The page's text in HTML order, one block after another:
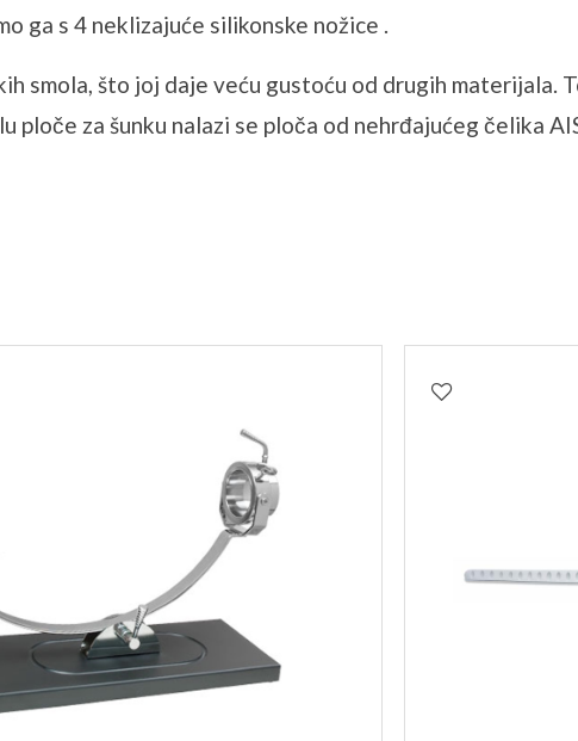
ga s 4 neklizajuće silikonske nožice .
smola, što joj daje veću gustoću od drugih materijala.
za šunku nalazi se ploča od nehrđajućeg čelika